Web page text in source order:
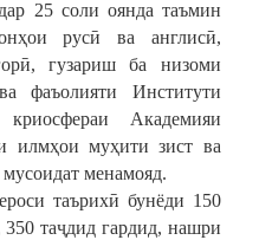
25 соли оянда таъмин
русӣ ва англисӣ,
гузариш ба низоми
фаъолияти Институти
Академияи
илмҳои муҳити зист ва
менамояд.
таърихӣ бунёди 150
таҷдид гардид, нашри